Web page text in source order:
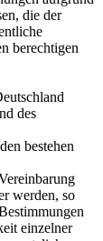
die der
berechtigen
des
bestehen
werden, so
einzelner